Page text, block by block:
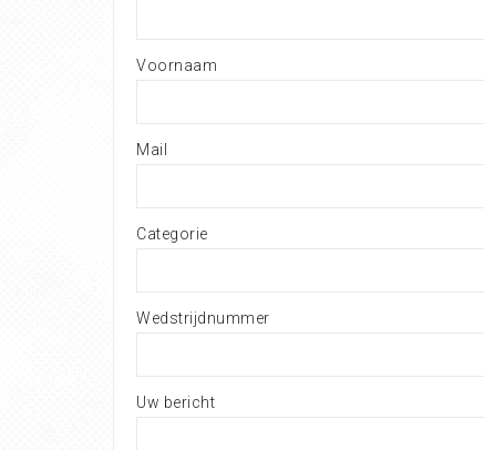
Voornaam
Mail
Categorie
Wedstrijdnummer
Uw bericht